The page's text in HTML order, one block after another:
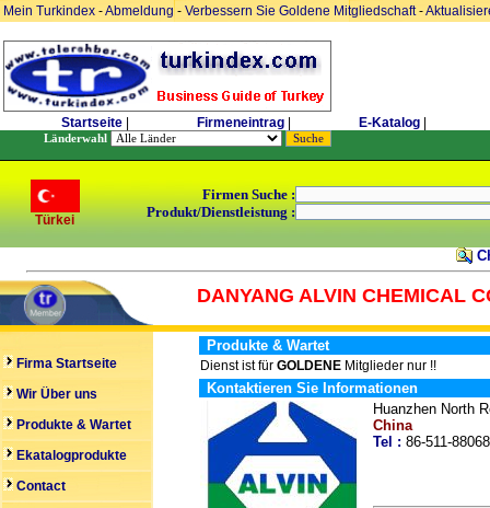
Mein Turkindex -Abmeldung- Verbessern Sie Goldene Mitgliedschaft-
Startseite Firmeneintrag E-Katalog
Länderwahl
Türkei
Firmen Suche :
Produkt/Dienstleistung :
DANYANG ALVIN CHEMICAL
Firma Startseite
Wir Über uns
Produkte & Wartet
Ekatalogprodukte
Contact
Produkte & Wartet
Dienst ist für GOLDENE Mitglieder nur !!
Kontaktieren Sie Informationen
Huanzhen North
China
Tel : 86-511-